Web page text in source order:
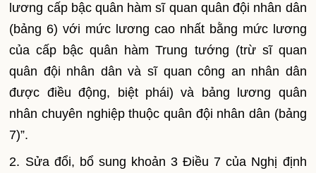
lương cấp bậc quân hàm sĩ quan quân đội nhân dân
(bảng 6) với mức lương cao nhất bằng mức lương
của cấp bậc quân hàm Trung tướng (trừ sĩ quan
quân đội nhân dân và sĩ quan công an nhân dân
được điều động, biệt phái) và bảng lương quân
nhân chuyên nghiệp thuộc quân đội nhân dân (bảng
7)”.
2. Sửa đổi, bổ sung khoản 3 Điều 7 của Nghị định